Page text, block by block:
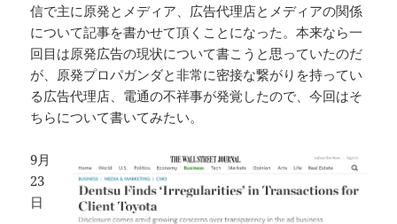
信で主に原発とメディア、広告代理店とメディアの関係
について記事を書かせて頂くことになった。本来なら一
回目は原発広告の現状について書こうと思っていたのだ
が、原発プロパガンダと非常に密接な繋がりを持ってい
る広告代理店、電通の不祥事が発覚したので、今回はそ
ちらについて書いてみたい。
9月
23
日